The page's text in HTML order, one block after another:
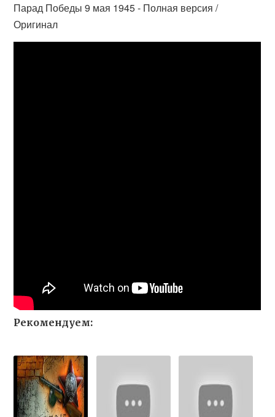
Парад Победы 9 мая 1945 - Полная версия /
Оригинал
Рекомендуем: